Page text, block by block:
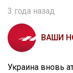
3 года назад
ВАШИ
Украина вновь